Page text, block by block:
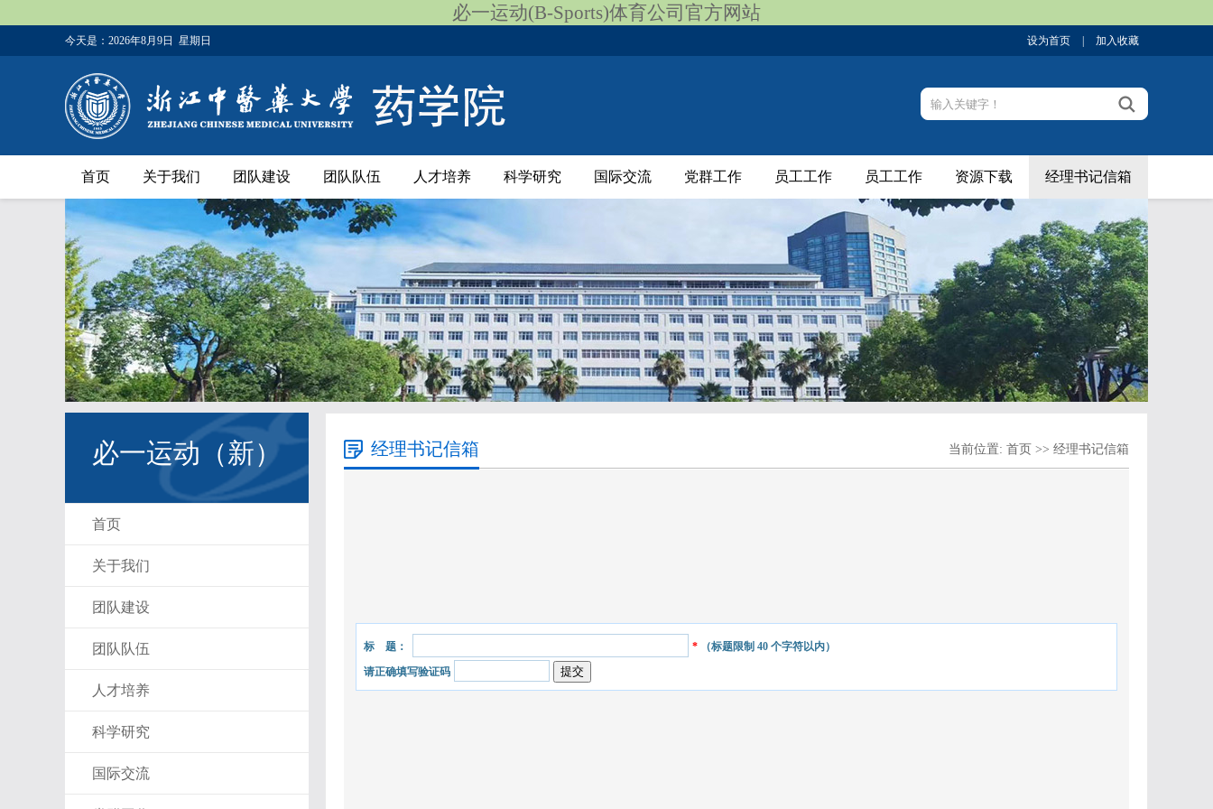
必一运动(B-Sports)体育公司官方网站
今天是： 2026年8月9日 星期日 设为首页 加入收藏
首页 关于我们 团队建设 团队队伍 人才培养 科学研究 国际交流 党群工作 员工工作 员工工作 资源下载 经理书记信箱
必一运动（新）
首页
关于我们
团队建设
团队队伍
人才培养
科学研究
国际交流
经理书记信箱 当前位置: 首页 >> 经理书记信箱
标 题： * （标题限制 40 个字符以内）
请正确填写验证码